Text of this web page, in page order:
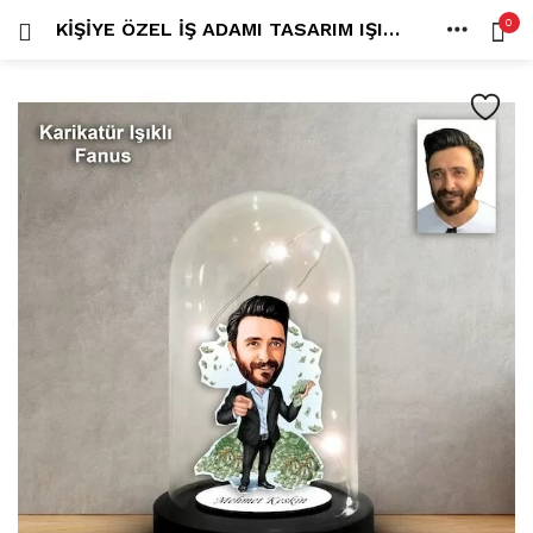
KIŞIYE ÖZEL İŞ ADAMI TASARIM IŞIKLI KARIKATÜR FANUS BIBLO FN139 0
HESAP
Şifremi mi kaybettim?
İÇINDE ARA:
Tüm kategoriler
ANLORD (6)
BAYİLİK (1)
HİLALİN RENKLİ DÜNYASI (0)
Kampanyalı Ürünler (13)
Karikatür Anahtarlık (14)
Karikatür Erkek Anahtarlık (14)
Karikatür Aile Biblo (2)
Karikatür Erkek Biblo (127)
Karikatür Kadın Biblo (71)
Karikatür Sevgili Biblo (89)